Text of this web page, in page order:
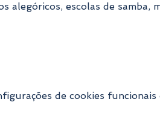
alegóricos, escolas de samba,
de cookies funcionais